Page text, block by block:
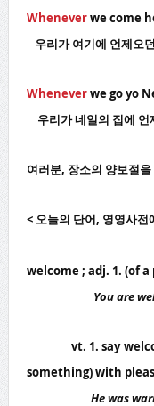
Wheneverwe come
우리가 여기에 언제오
Wheneverwe go yo
우리가 네일의 집에 언
여러분, 장소의 양보절
< 오늘의 단어, 영영사전
welcome ; adj. 1. (of
You are
vt. 1. say
something) with
He was